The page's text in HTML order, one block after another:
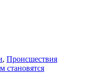
, Происшествия